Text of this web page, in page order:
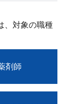
、対象の職種
剤師